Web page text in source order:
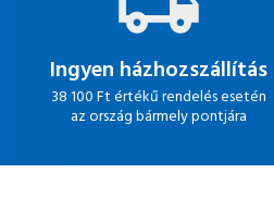
Ingyen házhozszállítás
38 100 Ft értékű rendelés esetén
az ország bármely pontjára